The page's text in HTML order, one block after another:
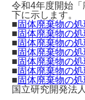
令和4年度開始
下に示します。
■固体廃棄物の
■固体廃棄物の
■固体廃棄物の
■固体廃棄物の
■固体廃棄物の
■固体廃棄物の
■固体廃棄物の
国立研究開発法